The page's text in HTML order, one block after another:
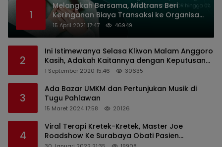
1
Melangkah Bersama, Midtrans Beri
Keringanan Biaya Transaksi ke Organisasi
Nirlaba Indonesia
15 April 2021 17:47 46949
2
Ini Istimewanya Selasa Kliwon Malam Anggoro
Kasih, Adakah Kaitannya dengan Keputusan
PDIP?
1 September 2020 15:46 30635
3
Ada Bazar UMKM dan Pertunjukan Musik di
Tugu Pahlawan
15 Maret 2024 17:58 20126
4
Viral Terapi Kretek-Kretek, Master Joe
Roadshow Ke Surabaya Obati Pasien